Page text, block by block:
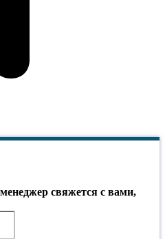
свяжется с вами,